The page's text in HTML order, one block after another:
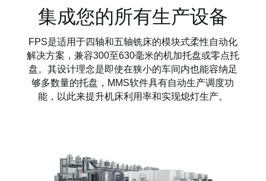
集成您的所有生产设备
FPS是适用于四轴和五轴铣床的模块式柔性自动化
解决方案，兼容300至630毫米的机加托盘或零点托
盘。其设计理念是即使在狭小的车间内也能容纳足
够多数量的托盘，MMS软件具有自动生产调度功
能，以此来提升机床利用率和实现熄灯生产。